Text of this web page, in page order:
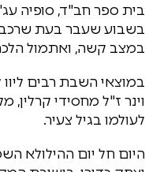
בית ספר חב"ד, סופיה
בשבוע שעבר בעת
במצב קשה, ואתמול
במוצאי השבת רבים
וינר ז"ל מחסידי קרלין,
לעולמו בגיל צעיר.
היום חל יום ההילולא